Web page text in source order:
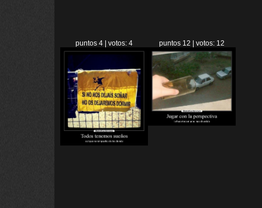
puntos 4 | votos: 4 puntos 12 | votos: 12